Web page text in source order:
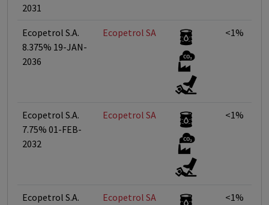
2031
Ecopetrol S.A.
8.375% 19-JAN-
2036
Ecopetrol SA <1%
Ecopetrol S.A.
7.75% 01-FEB-
2032
Ecopetrol SA <1%
Ecopetrol S.A.
Ecopetrol SA <1%